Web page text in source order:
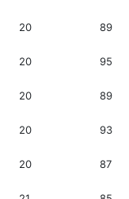
20 89
20 95
20 89
20 93
20 87